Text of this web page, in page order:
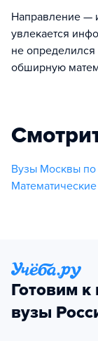
Направление —
увлекается
не
обширную
Вузы Москвы по
Готовим
вузы